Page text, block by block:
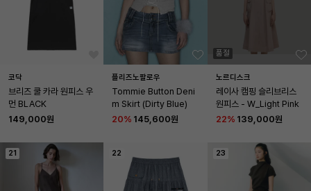
코닥
브리즈 쿨 카라 원피스 우
먼 BLACK
149,000원
플리즈노팔로우
Tommie Button Deni
m Skirt (Dirty Blue)
20% 145,600원
품절
노르디스크
레이사 캠핑 슬리브리스
원피스 - W_Light Pink
22% 139,000원
21 22 23